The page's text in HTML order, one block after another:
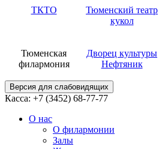
ТКТО
Тюменский театр
кукол
Тюменская
филармония
Дворец культуры
Нефтяник
Версия для слабовидящих
Касса: +7 (3452) 68-77-77
О нас
О филармонии
Залы